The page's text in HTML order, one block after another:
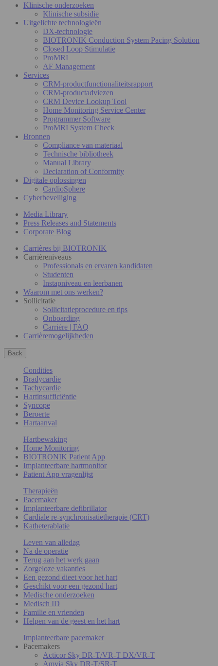
Klinische onderzoeken
Klinische subsidie
Uitgelichte technologieën
DX-technologie
BIOTRONIK Conduction System Pacing Solution
Closed Loop Stimulatie
ProMRI
AF Management
Services
CRM-productfunctionaliteitsrapport
CRM-productadviezen
CRM Device Lookup Tool
Home Monitoring Service Center
Programmer Software
ProMRI System Check
Bronnen
Compliance van materiaal
Technische bibliotheek
Manual Library
Declaration of Conformity
Digitale oplossingen
CardioSphere
Cyberbeveiliging
Media Library
Press Releases and Statements
Corporate Blog
Carrières bij BIOTRONIK
Carrièreniveaus
Professionals en ervaren kandidaten
Studenten
Instapniveau en leerbanen
Waarom met ons werken?
Sollicitatie
Sollicitatieprocedure en tips
Onboarding
Carrière | FAQ
Carrièremogelijkheden
Back
Condities
Bradycardie
Tachycardie
Hartinsufficiëntie
Syncope
Beroerte
Hartaanval
Hartbewaking
Home Monitoring
BIOTRONIK Patient App
Implanteerbare hartmonitor
Patient App vragenlijst
Therapieën
Pacemaker
Implanteerbare defibrillator
Cardiale re-synchronisatietherapie (CRT)
Katheterablatie
Leven van alledag
Na de operatie
Terug aan het werk gaan
Zorgeloze vakanties
Een gezond dieet voor het hart
Geschikt voor een gezond hart
Medische onderzoeken
Medisch ID
Familie en vrienden
Helpen van de geest en het hart
Implanteerbare pacemaker
Pacemakers
Acticor Sky DR-T/VR-T DX/VR-T
Amvia Sky DR-T/SR-T